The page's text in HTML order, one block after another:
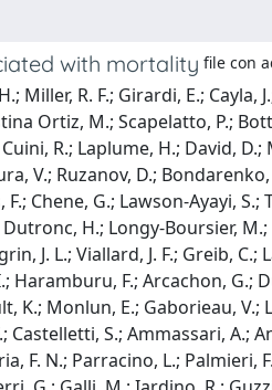
with mortality file con
R. F.; Girardi, E.; Cayla,
Ortiz, M.; Scapelatto, P.;
R.; Laplume, H.; David, D.;
V.; Ruzanov, D.; Bondarenko,
Chene, G.; Lawson-Ayayi, S.;
H.; Longy-Boursier, M.;
J. L.; Viallard, J. F.; Greib, C.;
Haramburu, F.; Arcachon, G.;
K.; Monlun, E.; Gaborieau, V.;
Castelletti, S.; Ammassari, A.;
F. N.; Parracino, L.; Palmieri,